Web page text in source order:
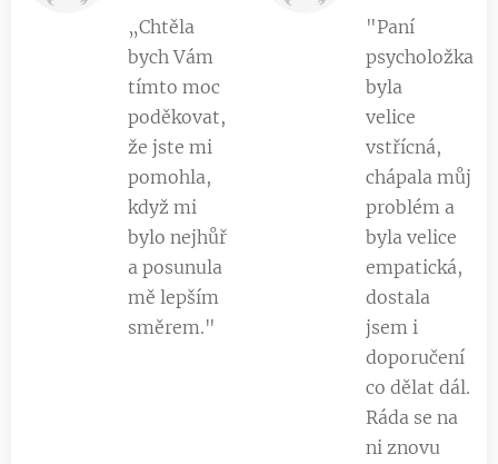
„Chtěla
bych Vám
tímto moc
poděkovat,
že jste mi
pomohla,
když mi
bylo nejhůř
a posunula
mě lepším
směrem."
"Paní
psycholožka
byla
velice
vstřícná,
chápala můj
problém a
byla velice
empatická,
dostala
jsem i
doporučení
co dělat dál.
Ráda se na
ni znovu